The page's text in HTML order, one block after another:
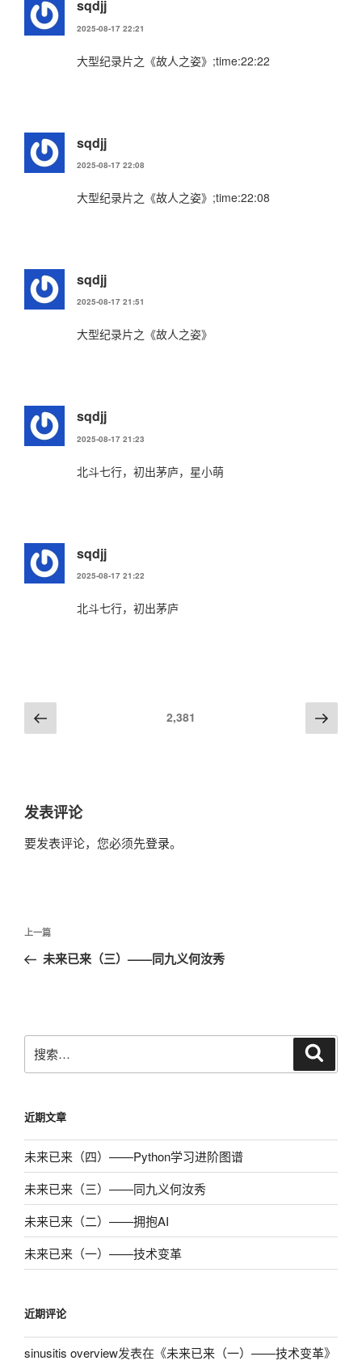
sqdjj
2025-08-17 22:21
大型纪录片之《故人之姿》;time:22:22
sqdjj
2025-08-17 22:08
大型纪录片之《故人之姿》;time:22:08
sqdjj
2025-08-17 21:51
大型纪录片之《故人之姿》
sqdjj
2025-08-17 21:23
北斗七行，初出茅庐，星小萌
sqdjj
2025-08-17 21:22
北斗七行，初出茅庐
评
论 一
2,381 下
一
发表评论
要发表评论，您必须先登录。
文
导
上
一
上一篇
未来已来（三）——同九义何汝秀
搜
索：
近期文章
未来已来（四）——Python学习进阶图谱
未来已来（三）——同九义何汝秀
未来已来（二）——拥抱AI
未来已来（一）——技术变革
近期评论
sinusitis overview发表在《未来已来（一）——技术变革》